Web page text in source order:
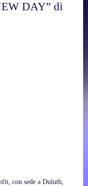
DAY” di
con sede a Duluth,